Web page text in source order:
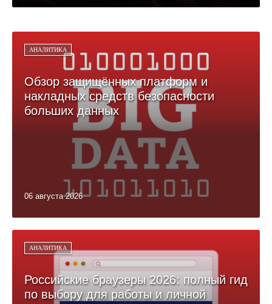
АНАЛИТИКА
Обзор защищённых платформ и
накладных средств безопасности
больших данных
06 августа 2026
АНАЛИТИКА
Российские браузеры 2026: полный гид
по выбору для работы и личной